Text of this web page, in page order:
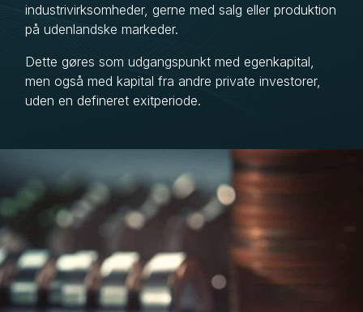
industrivirksomheder, gerne med salg eller produktion
på udenlandske markeder.
Dette gøres som udgangspunkt med egenkapital,
men også med kapital fra andre private investorer,
uden en defineret exitperiode.